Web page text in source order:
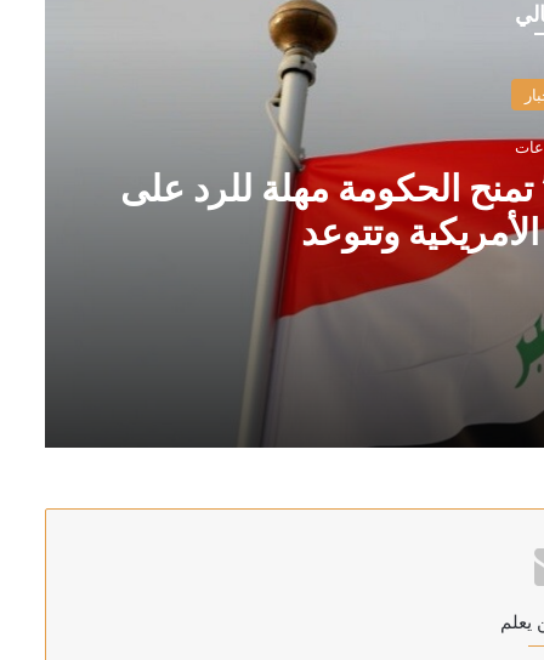
تمنح الحكومة مهلة للرد على
وتتوعد
الهجمات السعودية الأمريكية وتتوعد
يعلم